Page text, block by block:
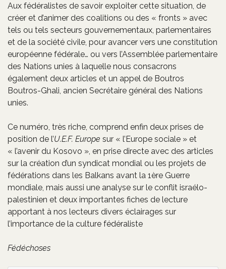
Aux fédéralistes de savoir exploiter cette situation, de
créer et d’animer des coalitions ou des « fronts » avec
tels ou tels secteurs gouvernementaux, parlementaires
et de la société civile, pour avancer vers une constitution
européenne fédérale… ou vers l’Assemblée parlementaire
des Nations unies à laquelle nous consacrons
également deux articles et un appel de Boutros
Boutros-Ghali, ancien Secrétaire général des Nations
unies.
Ce numéro, très riche, comprend enfin deux prises de
position de l’U.E.F. Europe sur « l’Europe sociale » et
« l’avenir du Kosovo », en prise directe avec des articles
sur la création d’un syndicat mondial ou les projets de
fédérations dans les Balkans avant la 1ère Guerre
mondiale, mais aussi une analyse sur le conflit israélo-
palestinien et deux importantes fiches de lecture
apportant à nos lecteurs divers éclairages sur
l’importance de la culture fédéraliste
Fédéchoses